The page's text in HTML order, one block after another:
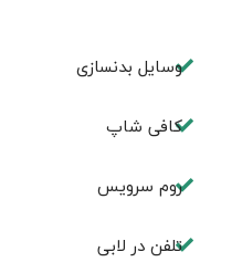
وسایل بدنسازی
كافی شاپ
روم سرويس
تلفن در لابی